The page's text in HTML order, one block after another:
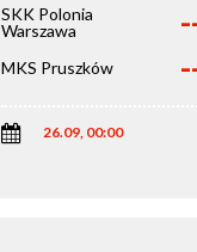
SKK Polonia
Warszawa
MKS Pruszków
26.09, 00:00